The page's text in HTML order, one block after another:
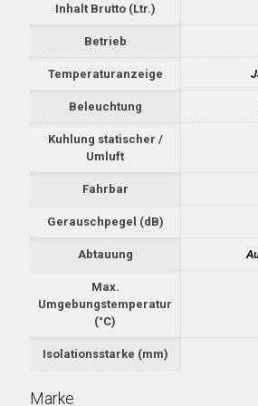
Inhalt Brutto (Ltr.)
Betrieb
Temperaturanzeige
Beleuchtung
Kuhlung statischer /
Umluft
Fahrbar
Gerauschpegel (dB)
Abtauung
Max.
Umgebungstemperatur
(°C)
Isolationsstarke (mm)
Marke